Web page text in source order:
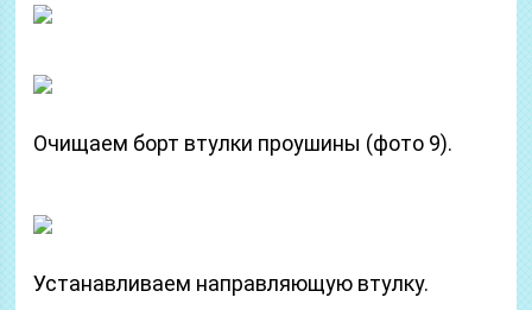
Очищаем борт втулки проушины (фото 9).
Устанавливаем направляющую втулку.